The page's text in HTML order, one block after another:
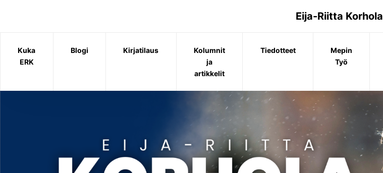
Eija-Riitta Korhola
Kuka
ERK
Blogi Kirjatilaus
Kolumnit
ja
artikkelit
Tiedotteet
Mepin
Työ